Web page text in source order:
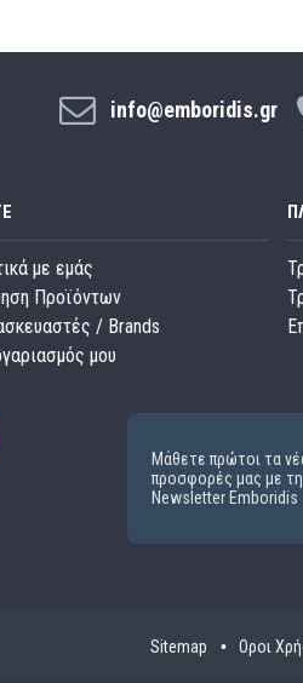
info@emboridis.gr
με εμάς
Προϊόντων
/ Brands
μου
Μάθετε πρώτοι τα
προσφορές μας με
Newsletter Emboridis
Sitemap Οροι